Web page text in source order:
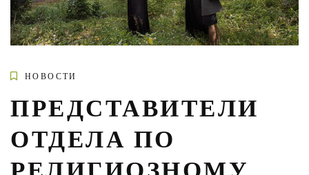
НОВОСТИ
ПРЕДСТАВИТЕЛИ
ОТДЕЛА ПО